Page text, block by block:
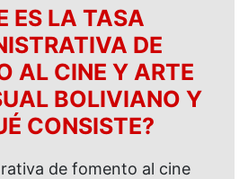
ES LA TASA
DE
AL CINE Y ARTE
BOLIVIANO Y
CONSISTE?
de fomento al cine